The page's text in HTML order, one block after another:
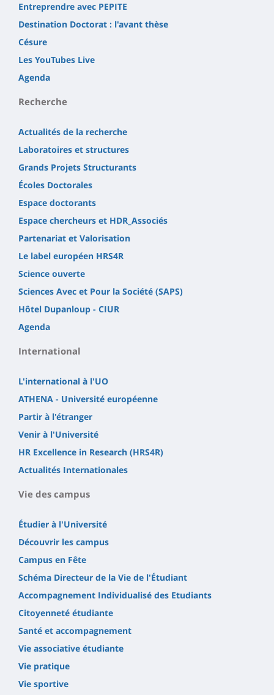
Entreprendre avec PEPITE
Destination Doctorat : l'avant thèse
Césure
Les YouTubes Live
Agenda
Recherche
Actualités de la recherche
Laboratoires et structures
Grands Projets Structurants
Écoles Doctorales
Espace doctorants
Espace chercheurs et HDR_Associés
Partenariat et Valorisation
Le label européen HRS4R
Science ouverte
Sciences Avec et Pour la Société (SAPS)
Hôtel Dupanloup - CIUR
Agenda
International
L'international à l'UO
ATHENA - Université européenne
Partir à l'étranger
Venir à l'Université
HR Excellence in Research (HRS4R)
Actualités Internationales
Vie des campus
Étudier à l'Université
Découvrir les campus
Campus en Fête
Schéma Directeur de la Vie de l'Étudiant
Accompagnement Individualisé des Etudiants
Citoyenneté étudiante
Santé et accompagnement
Vie associative étudiante
Vie pratique
Vie sportive